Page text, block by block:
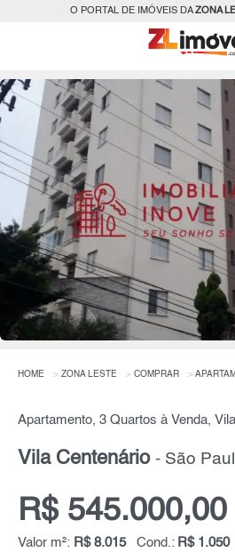
O PORTAL DE IMÓVEIS DAZONA
HOME ZONA LESTE COMPRAR
Vila Centenário - São
R$ 545.000,00
Valor m²: R$ 8.015 Cond.: R$ 1.050